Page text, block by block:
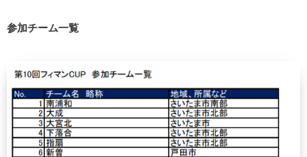
参加チーム一覧